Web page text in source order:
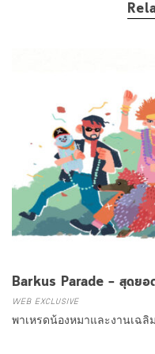
Barkus Parade – สุดยอ
WEB EXCLUSIVE
พาเหรดน้องหมาและงานเฉ